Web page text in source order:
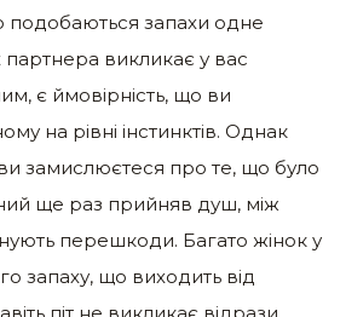
подобаються запахи одне
викликає у вас
є ймовірність, що ви
на рівні інстинктів. Однак
замислюєтеся про те, що було
ще раз прийняв душ, між
перешкоди. Багато жінок у
запаху, що виходить від